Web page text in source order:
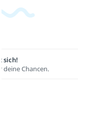
sich!
deine Chancen.